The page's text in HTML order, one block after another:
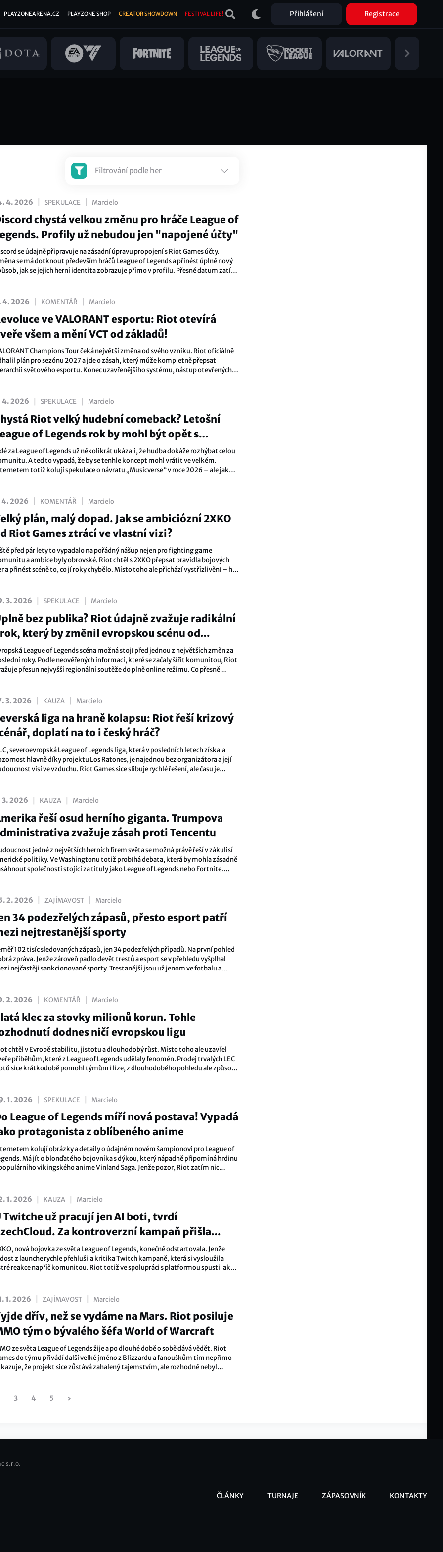
Přihlášení Registrace
PLAYZONEARENA.CZ PLAYZONE SHOP CREATOR SHOWDOWN FESTIVAL LIFE!
Filtrování podle her
4. 2026 SPEKULACE Marcielo
chystá velkou změnu pro hráče League of
Profily už nebudou jen "napojené účty"
se údajně připravuje na zásadní úpravu propojení s Riot Games účty.
se má dotknout především hráčů League of Legends a přinést úplně nový
jak se jejich herní identita zobrazuje přímo v profilu. Přesné datum zatím
4. 2026 KOMENTÁŘ Marcielo
ve VALORANT esportu: Riot otevírá
všem a mění VCT od základů!
Champions Tour čeká největší změna od svého vzniku. Riot oficiálně
plán pro sezónu 2027 a jde o zásah, který může kompletně přepsat
světového esportu. Konec uzavřenějšího systému, nástup otevřených
4. 2026 SPEKULACE Marcielo
Riot velký hudební comeback? Letošní
of Legends rok by mohl být opět s
za League of Legends už několikrát ukázali, že hudba dokáže rozhýbat celou
A teď to vypadá, že by se tenhle koncept mohl vrátit ve velkém.
totiž kolují spekulace o návratu „Musicverse“ v roce 2026 – ale jak
4. 2026 KOMENTÁŘ Marcielo
plán, malý dopad. Jak se ambiciózní 2XKO
Riot Games ztrácí ve vlastní vizi?
před pár lety to vypadalo na pořádný nášup nejen pro fighting game
a ambice byly obrovské. Riot chtěl s 2XKO přepsat pravidla bojových
a přinést scéně to, co jí roky chybělo. Místo toho ale přichází vystřízlivění – hra
3. 2026 SPEKULACE Marcielo
bez publika? Riot údajně zvažuje radikální
který by změnil evropskou scénu od
League of Legends scéna možná stojí před jednou z největších změn za
roky. Podle neověřených informací, které se začaly šířit komunitou, Riot
přesun nejvyšší regionální soutěže do plně online režimu. Co přesně
3. 2026 KAUZA Marcielo
liga na hraně kolapsu: Riot řeší krizový
doplatí na to i český hráč?
severoevropská League of Legends liga, která v posledních letech získala
hlavně díky projektu Los Ratones, je najednou bez organizátora a její
visí ve vzduchu. Riot Games sice slibuje rychlé řešení, ale času je
3. 2026 KAUZA Marcielo
řeší osud herního giganta. Trumpova
zvažuje zásah proti Tencentu
jedné z největších herních firem světa se možná právě řeší v zákulisí
politiky. Ve Washingtonu totiž probíhá debata, která by mohla zásadně
společnosti stojící za tituly jako League of Legends nebo Fortnite.
z nich prodat.
2. 2026 ZAJÍMAVOST Marcielo
34 podezřelých zápasů, přesto esport patří
nejtrestanější sporty
102 tisíc sledovaných zápasů, jen 34 podezřelých případů. Na první pohled
zpráva. Jenže zároveň padlo devět trestů a esport se v přehledu vyšplhal
nejčastěji sankcionované sporty. Trestanější jsou už jenom ve fotbalu a
2. 2026 KOMENTÁŘ Marcielo
klec za stovky milionů korun. Tohle
dodnes ničí evropskou ligu
chtěl v Evropě stabilitu, jistotu a dlouhodobý růst. Místo toho ale uzavřel
příběhům, které z League of Legends udělaly fenomén. Prodej trvalých LEC
sice krátkodobě pomohl týmům i lize, z dlouhodobého pohledu ale způsobil
1. 2026 SPEKULACE Marcielo
League of Legends míří nová postava! Vypadá
protagonista z oblíbeného anime
kolují obrázky a detaily o údajném novém šampionovi pro League of
Má jít o blonďatého bojovníka s dýkou, který nápadně připomíná hrdinu
vikingského anime Vinland Saga. Jenže pozor, Riot zatím nic
1. 2026 KAUZA Marcielo
Twitche už pracují jen AI boti, tvrdí
Za kontroverzní kampaň přišla
nová bojovka ze světa League of Legends, konečně odstartovala. Jenže
z launche rychle přehlušila kritika Twitch kampaně, která si vysloužila
reakce napříč komunitou. Riot totiž ve spolupráci s platformou spustil akci,
1. 2026 ZAJÍMAVOST Marcielo
dřív, než se vydáme na Mars. Riot posiluje
tým o bývalého šéfa World of Warcraft
ze světa League of Legends žije a po dlouhé době o sobě dává vědět. Riot
do týmu přivádí další velké jméno z Blizzardu a fanouškům tím nepřímo
že projekt sice zůstává zahalený tajemstvím, ale rozhodně nebyl
3 4 5 ›
s.r.o.
ČLÁNKY TURNAJE ZÁPASOVNÍK KONTAKTY